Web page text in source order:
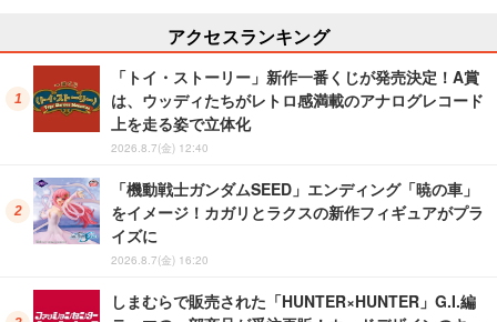
アクセスランキング
「トイ・ストーリー」新作一番くじが発売決定！A賞
は、ウッディたちがレトロ感満載のアナログレコード
上を走る姿で立体化
2026.8.7(金) 12:40
「機動戦士ガンダムSEED」エンディング「暁の車」
をイメージ！カガリとラクスの新作フィギュアがプラ
イズに
2026.8.7(金) 16:20
しまむらで販売された「HUNTER×HUNTER」G.I.編